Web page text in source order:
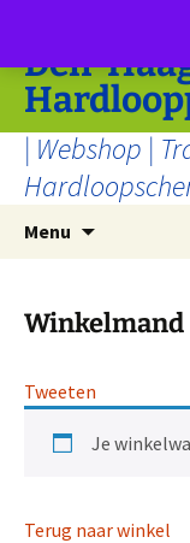
de
inhoud
RunFit
Den-
| Webshop |
Menu
Winkelmand
Tweeten
Je
Terug naar winkel